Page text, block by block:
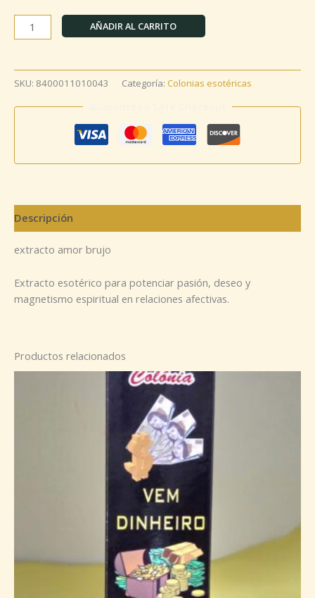
AÑADIR AL CARRITO
SKU: 8400011010043 Categoría: Colonias esotéricas
Descripción
extracto amor brujo
Extracto esotérico para potenciar pasión, deseo y
magnetismo espiritual en relaciones afectivas.
Productos relacionados